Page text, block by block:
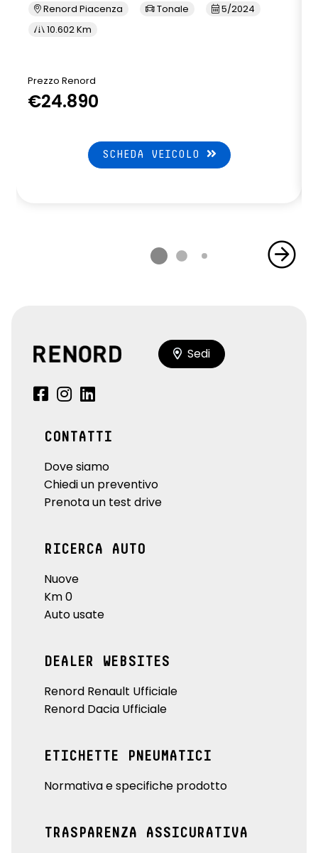
Renord Piacenza Tonale
5/2024
10.602 Km
Prezzo Renord
€24.890
SCHEDA VEICOLO
Sedi
CONTATTI
Dove siamo
Chiedi un preventivo
Prenota un test drive
RICERCA AUTO
Nuove
Km 0
Auto usate
DEALER WEBSITES
Renord Renault Ufficiale
Renord Dacia Ufficiale
ETICHETTE PNEUMATICI
Normativa e specifiche prodotto
TRASPARENZA ASSICURATIVA